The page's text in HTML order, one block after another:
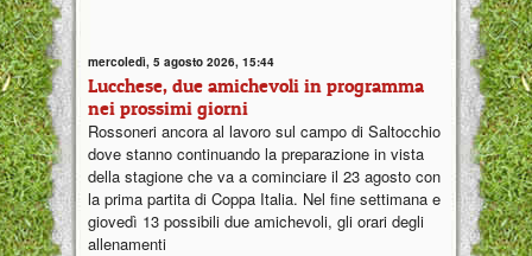
mercoledì, 5 agosto 2026, 15:44
Lucchese, due amichevoli in programma
nei prossimi giorni
Rossoneri ancora al lavoro sul campo di Saltocchio
dove stanno continuando la preparazione in vista
della stagione che va a cominciare il 23 agosto con
la prima partita di Coppa Italia. Nel fine settimana e
giovedì 13 possibili due amichevoli, gli orari degli
allenamenti